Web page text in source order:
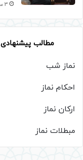
3 ساعت پیش
مطالب پیشنهادی
نماز شب
احکام نماز
ارکان نماز
مبطلات نماز